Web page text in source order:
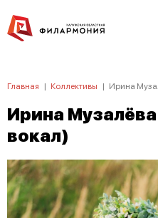
Главная | Коллективы | Ирина
Ирина
вокал)